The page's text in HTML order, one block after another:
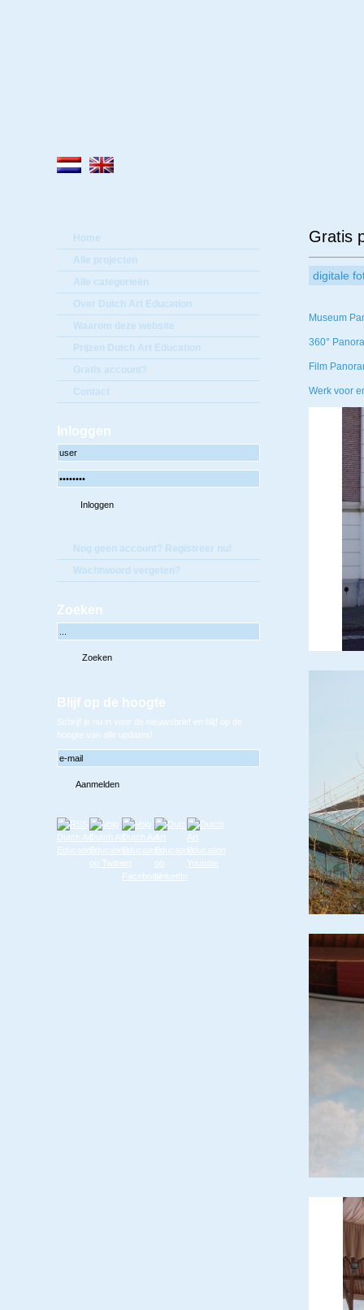
Home
Alle projecten
Alle categorieën
Over Dutch Art Education
Waarom deze website
Prijzen Dutch Art Education
Gratis account?
Contact
Inloggen
Nog geen account? Registreer nu!
Wachtwoord vergeten?
Zoeken
Blijf op de hoogte
Schrijf je nu in voor de nieuwsbrief en blijf op de
hoogte van alle updates!
Gratis
digitale
Museum
360°
Film
Werk voor